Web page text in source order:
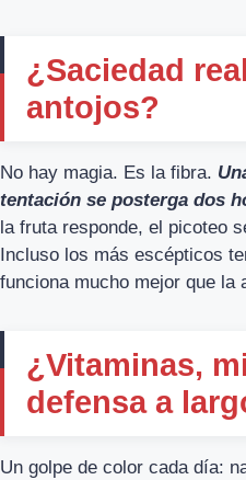
¿Saciedad
antojos?
No hay magia. Es la fibra.
tentación se posterga dos
la fruta responde, el picoteo
Incluso los más escépticos
funciona mucho mejor que la
¿Vitaminas,
defensa a
Un golpe de color cada día: